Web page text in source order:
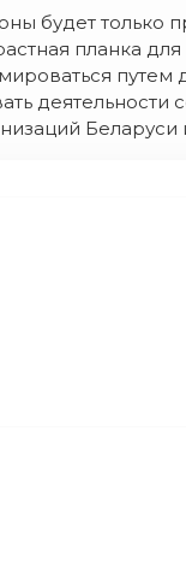
будет только
планка
путем
деятельности
Беларуси